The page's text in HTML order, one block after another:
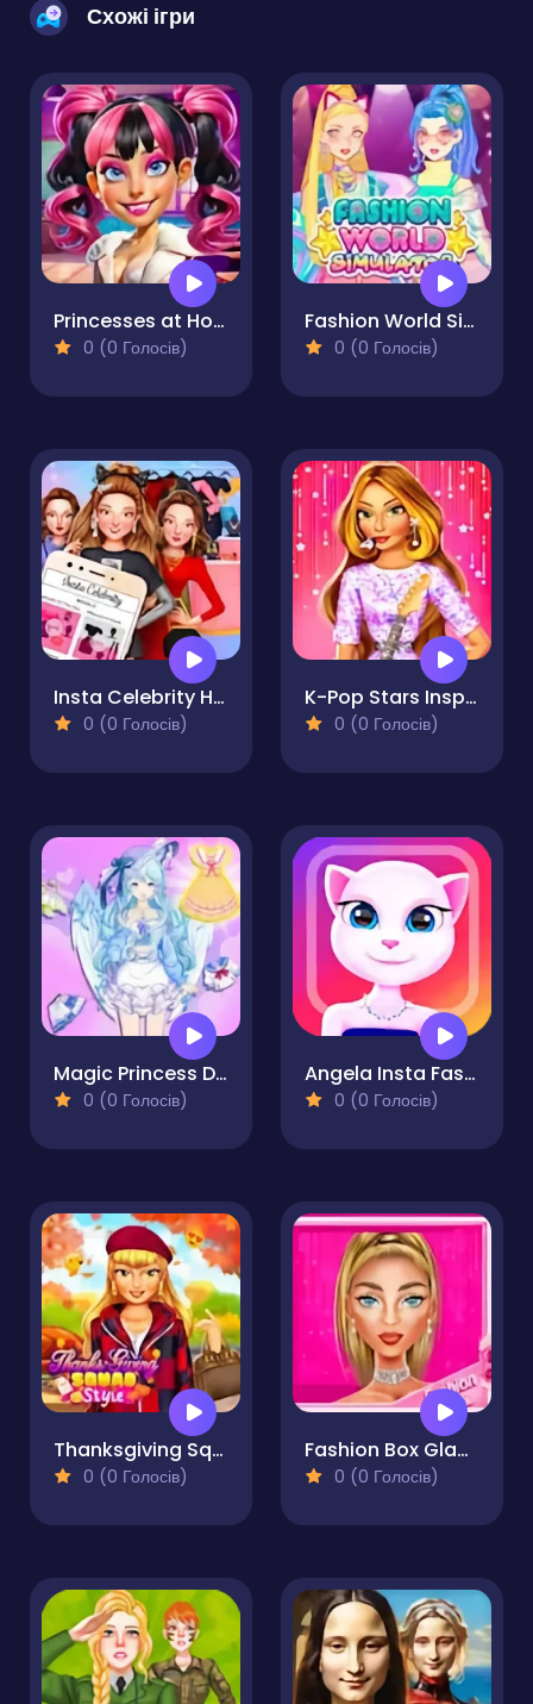
Схожі ігри
Princesses at Horror School
0 (0 Голосів)
Fashion World Simulator
0 (0 Голосів)
Insta Celebrity Hashtag Goals
0 (0 Голосів)
K-Pop Stars Inspired Look
0 (0 Голосів)
Magic Princess Dress Up Doll
0 (0 Голосів)
Angela Insta Fashion Stories
0 (0 Голосів)
Thanksgiving Squad Style
0 (0 Голосів)
Fashion Box Glam Diva
0 (0 Голосів)